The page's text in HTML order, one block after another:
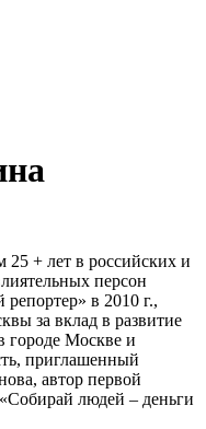
25 + лет в российских и
персон
в 2010 г.,
за вклад в развитие
городе Москве и
приглашенный
автор первой
людей – деньги